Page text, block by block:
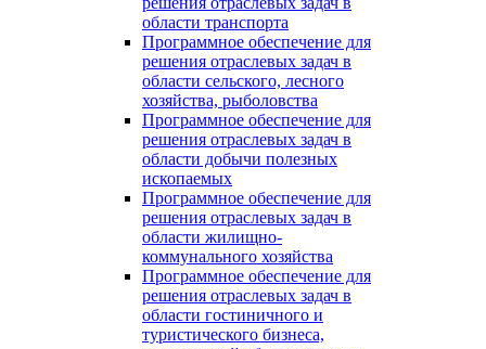
области транспорта
Программное обеспечение для
решения отраслевых задач в
области сельского, лесного
хозяйства, рыболовства
Программное обеспечение для
решения отраслевых задач в
области добычи полезных
ископаемых
Программное обеспечение для
решения отраслевых задач в
области жилищно-
коммунального хозяйства
Программное обеспечение для
решения отраслевых задач в
области гостиничного и
туристического бизнеса,